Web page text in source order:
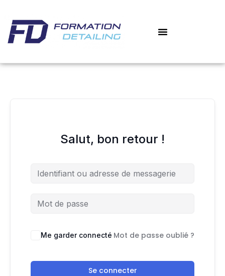
contenu
Salut, bon retour !
Me garder connecté Mot de passe oublié ?
Se connecter